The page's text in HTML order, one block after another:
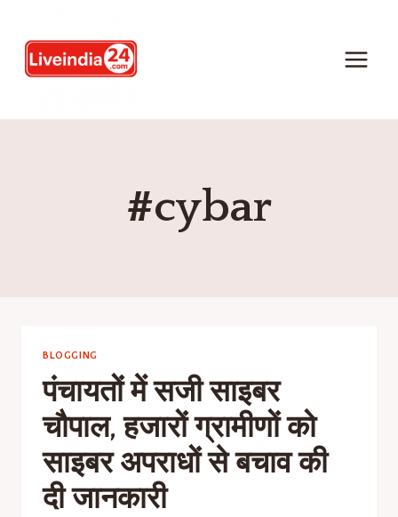
#cybar
BLOGGING
पंचायतों में सजी साइबर
चौपाल, हजारों ग्रामीणों को
साइबर अपराधों से बचाव की
दी जानकारी